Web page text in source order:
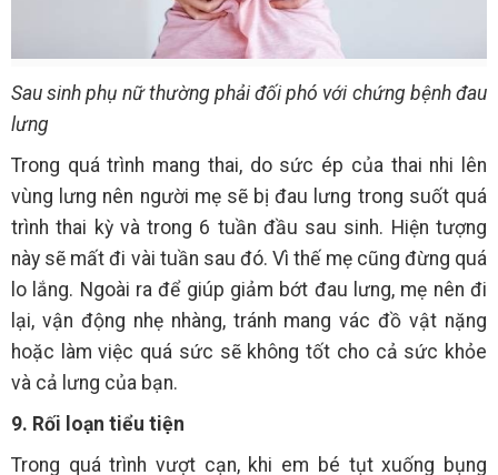
Sau sinh phụ nữ thường phải đối phó với chứng bệnh đau
lưng
Trong quá trình mang thai, do sức ép của thai nhi lên
vùng lưng nên người mẹ sẽ bị đau lưng trong suốt quá
trình thai kỳ và trong 6 tuần đầu sau sinh. Hiện tượng
này sẽ mất đi vài tuần sau đó. Vì thế mẹ cũng đừng quá
lo lắng. Ngoài ra để giúp giảm bớt đau lưng, mẹ nên đi
lại, vận động nhẹ nhàng, tránh mang vác đồ vật nặng
hoặc làm việc quá sức sẽ không tốt cho cả sức khỏe
và cả lưng của bạn.
9. Rối loạn tiểu tiện
Trong quá trình vượt cạn, khi em bé tụt xuống bụng